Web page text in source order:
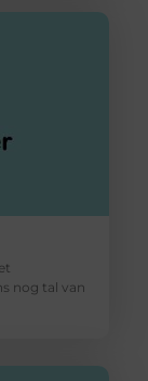
nog tal van